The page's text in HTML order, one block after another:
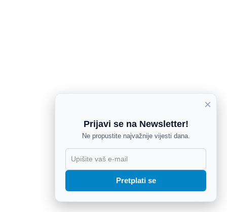
×
Prijavi se na Newsletter!
Ne propustite najvažnije vijesti dana.
Pretplati se